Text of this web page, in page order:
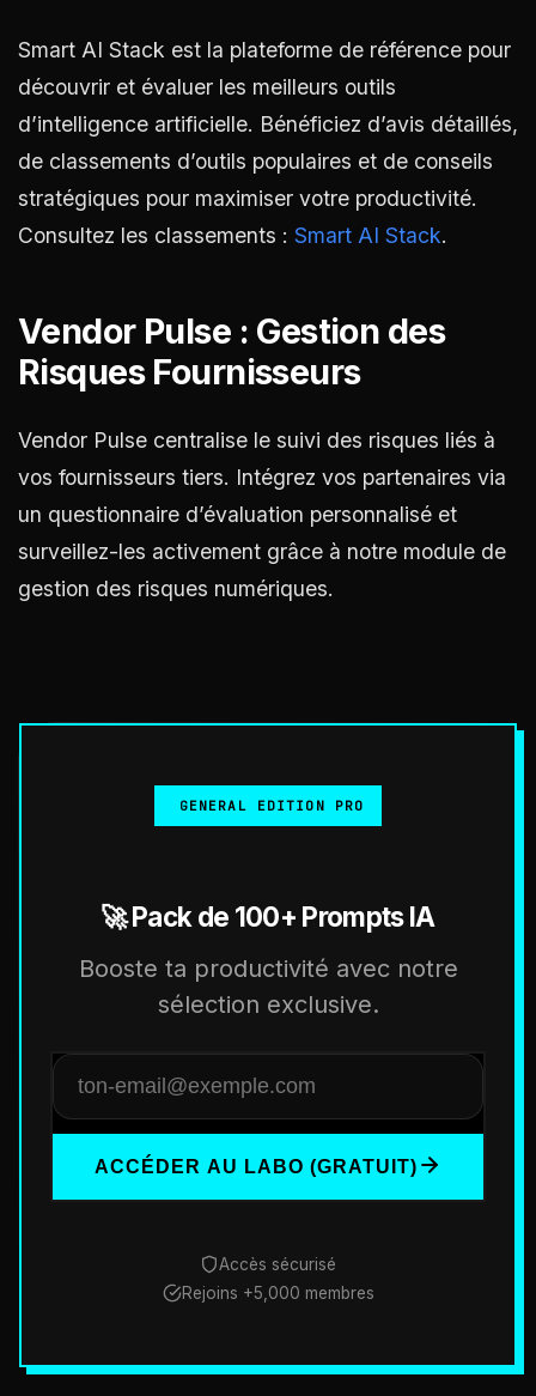
Smart AI Stack est la plateforme de référence pour
découvrir et évaluer les meilleurs outils
d’intelligence artificielle. Bénéficiez d’avis détaillés,
de classements d’outils populaires et de conseils
stratégiques pour maximiser votre productivité.
Consultez les classements : Smart AI Stack.
Vendor Pulse : Gestion des
Risques Fournisseurs
Vendor Pulse centralise le suivi des risques liés à
vos fournisseurs tiers. Intégrez vos partenaires via
un questionnaire d’évaluation personnalisé et
surveillez-les activement grâce à notre module de
gestion des risques numériques.
GENERAL EDITION PRO
🚀 Pack de 100+ Prompts IA
Booste ta productivité avec notre
sélection exclusive.
ACCÉDER AU LABO (GRATUIT)
Accès sécurisé
Rejoins +5,000 membres